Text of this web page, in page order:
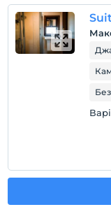
дітей
Дітям віком до 6
цьому закладі.